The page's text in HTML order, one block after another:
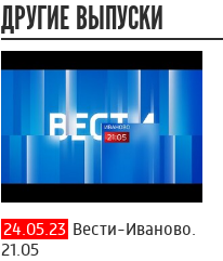
ДРУГИЕ ВЫПУСКИ
24.05.23 Вести-Иваново.
21.05